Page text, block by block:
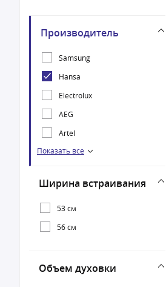
Производитель
Samsung
Hansa
Electrolux
AEG
Artel
DARINA
KRONA
Oasis
Показать все
Ширина встраивания
53 см
56 см
Объем духовки